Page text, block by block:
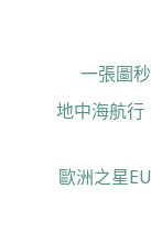
一張圖
地中海航
歐洲之星